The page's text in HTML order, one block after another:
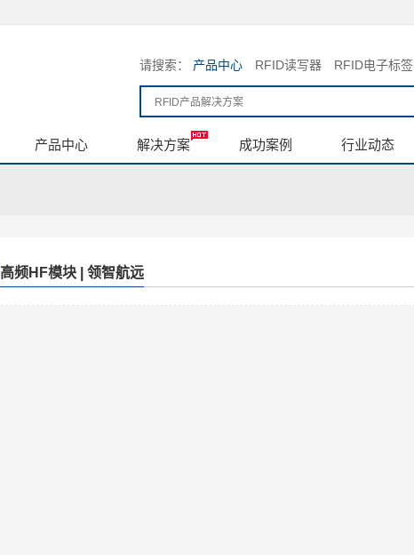
请搜索： 产品中心 RFID读写器 RFID电子标签
产品中心 解决方案 成功案例 行业动态
高频HF模块 | 领智航远